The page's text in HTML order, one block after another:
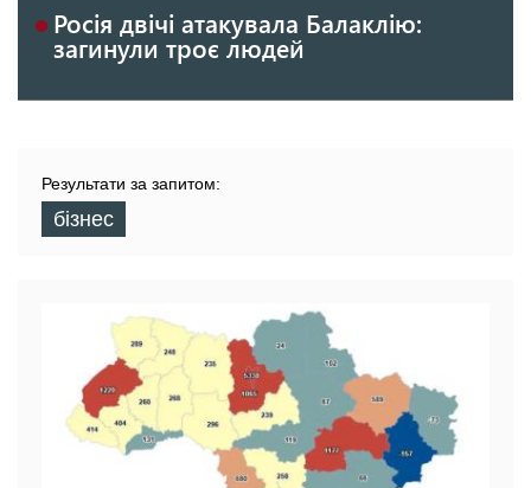
Росія двічі атакувала Балаклію:
загинули троє людей
Результати за запитом:
бізнес